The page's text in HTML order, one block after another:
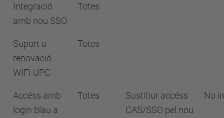
Integració
amb nou SSO
Totes
Suport a
renovació
WIFI UPC
Totes
Accéss amb
login blau a
Totes
Sustitiur accéss
CAS/SSO pel nou
No